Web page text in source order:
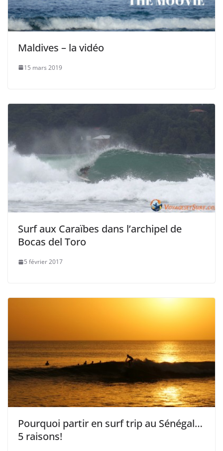
Maldives – la vidéo
15 mars 2019
Surf aux Caraïbes dans l’archipel de
Bocas del Toro
5 février 2017
Pourquoi partir en surf trip au Sénégal…
5 raisons!